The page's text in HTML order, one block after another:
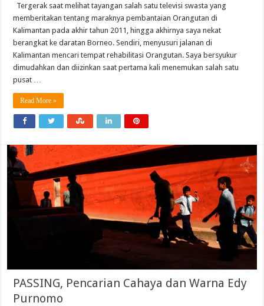
Tergerak saat melihat tayangan salah satu televisi swasta yang
memberitakan tentang maraknya pembantaian Orangutan di
Kalimantan pada akhir tahun 2011, hingga akhirnya saya nekat
berangkat ke daratan Borneo. Sendiri, menyusuri jalanan di
Kalimantan mencari tempat rehabilitasi Orangutan. Saya bersyukur
dimudahkan dan diizinkan saat pertama kali menemukan salah satu
pusat …
Read More »
PASSING, Pencarian Cahaya dan Warna Edy
Purnomo